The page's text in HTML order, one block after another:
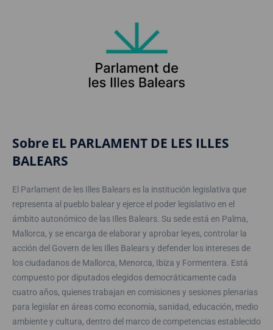
Sobre EL PARLAMENT DE LES ILLES
BALEARS
El Parlament de les Illes Balears es la institución legislativa que
representa al pueblo balear y ejerce el poder legislativo en el
ámbito autonómico de las Illes Balears. Su sede está en Palma,
Mallorca, y se encarga de elaborar y aprobar leyes, controlar la
acción del Govern de les Illes Balears y defender los intereses de
los ciudadanos de Mallorca, Menorca, Ibiza y Formentera. Está
compuesto por diputados elegidos democráticamente cada
cuatro años, quienes trabajan en comisiones y sesiones plenarias
para legislar en áreas como economía, sanidad, educación, medio
ambiente y cultura, dentro del marco de competencias establecido